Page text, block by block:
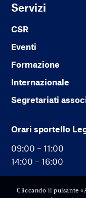
Servizi
CSR
Eventi
Formazione
Internazionale
Segretariati
Orari sportello
09:00 – 11:00
14:00 – 16:00
Cliccando il pulsante